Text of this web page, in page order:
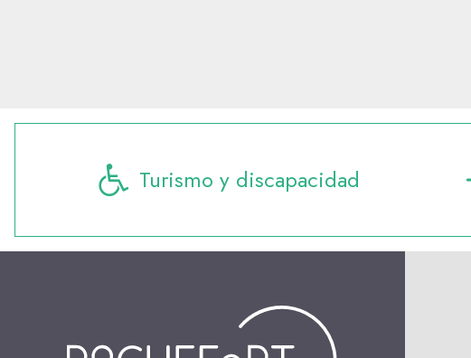
Turismo y discapacidad